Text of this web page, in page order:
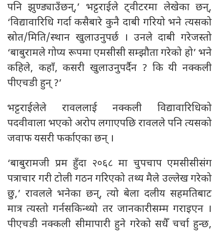
पनि झुण्ड्याउँछन्,’ भट्टराईले ट्वीटरमा लेखेका छन्,
‘विद्यावारिधि गर्दा कसैबारे कुनै दाबी गरियो भने त्यसको
स्रोत/मिति/स्थान खुलाउनुपर्छ । उनले दाबी गरेजस्तो
‘बाबुरामले गोप्य रूपमा एमसीसी सम्झौता गरेको हो’ भने
कहिले, कहाँ, कसरी खुलाउनुपर्दैन ? कि यी नक्कली
पीएचडी हुन् ?’
भट्टराईलेले रावललाई नक्कली विद्यावारिधिको
पदवीवाला भएको अरोप लगाएपछि रावलले पनि त्यसको
जवाफ यसरी फर्काएका छन् ।
‘बाबुरामजी प्रम हुँदा २०६८ मा चुपचाप एमसीसीसंग
पत्राचार गरी टोली गठन गरिएको तथ्य मैले उल्लेख गरेको
छु,’ रावलले भनेका छन्, त्यो बेला दलीय सहमतिबाट
मात्र त्यस्तो गर्नसकिन्थ्यो तर जानकारीसम्म गराइएन ।
पीएचडी नक्कली सीमापारी हुने गरेको सधैँ चर्चा हुन्छ,